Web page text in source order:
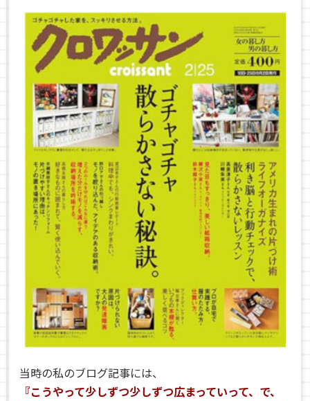
当時の私のブログ記事には、
『こうやって少しずつ少しずつ広まっていって、で、